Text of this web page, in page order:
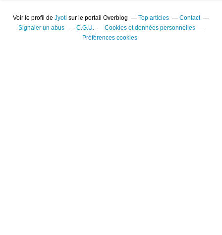
Voir le profil de Jyoti sur le portail Overblog Top articles
Contact
Signaler un abus
C.G.U.
Cookies et données personnelles
Préférences cookies